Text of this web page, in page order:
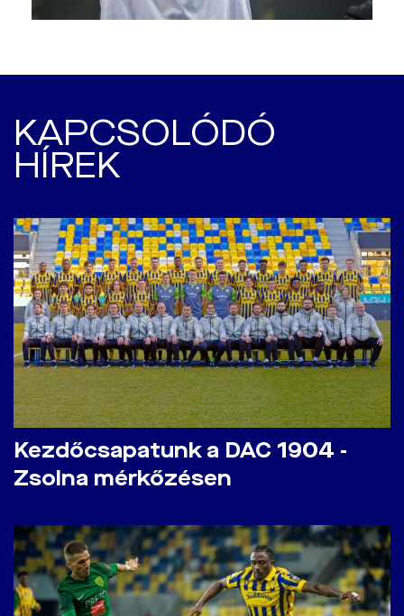
KAPCSOLÓDÓ
HÍREK
Kezdőcsapatunk a DAC 1904 -
Zsolna mérkőzésen